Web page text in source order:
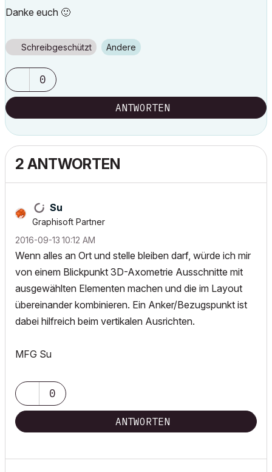
Danke euch 🙂
Schreibgeschützt Andere
0
ANTWORTEN
2 ANTWORTEN
Su
Graphisoft Partner
‎2016-09-13 10:12 AM
Wenn alles an Ort und stelle bleiben darf, würde ich mir
von einem Blickpunkt 3D-Axometrie Ausschnitte mit
ausgewählten Elementen machen und die im Layout
übereinander kombinieren. Ein Anker/Bezugspunkt ist
dabei hilfreich beim vertikalen Ausrichten.
MFG Su
0
ANTWORTEN